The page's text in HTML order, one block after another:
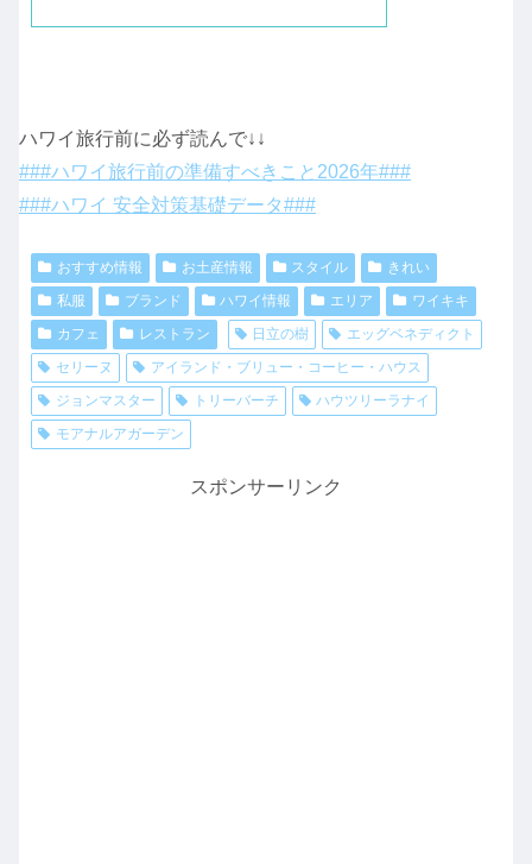
ハワイ旅行前に必ず読んで↓↓
###ハワイ旅行前の準備すべきこと2026年###
###ハワイ 安全対策基礎データ###
おすすめ情報 お土産情報 スタイル
きれい
私服
ブランド ハワイ情報 エリア
ワイキキ
カフェ
レストラン 日立の樹
エッグベネディクト
セリーヌ
アイランド・ブリュー・コーヒー・ハウス
ジョンマスター
トリーバーチ
ハウツリーラナイ
モアナルアガーデン
スポンサーリンク